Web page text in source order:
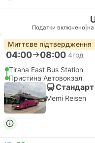
Податки включено
Миттєве підтвердження
04:00 08:00 4год
Tirana East Bus Station
Пристина Автовокзал
Memi Reisen